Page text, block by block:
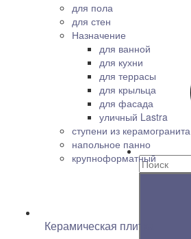
для пола
для стен
Назначение
для ванной
для кухни
для террасы
для крыльца
для фасада
уличный Lastra
ступени из керамогранита
напольное панно
крупноформатный
Керамическая плитка